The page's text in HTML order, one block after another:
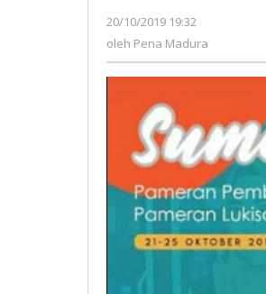
20/10/2019 19:32
Pena
oleh Pena Madura